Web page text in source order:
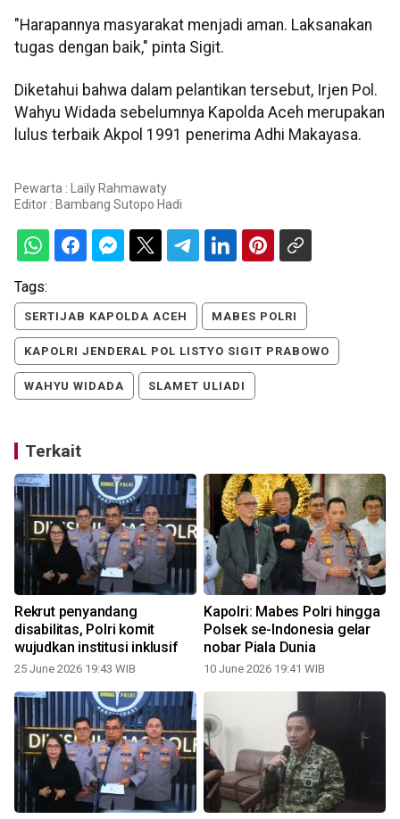
"Harapannya masyarakat menjadi aman. Laksanakan
tugas dengan baik," pinta Sigit.
Diketahui bahwa dalam pelantikan tersebut, Irjen Pol.
Wahyu Widada sebelumnya Kapolda Aceh merupakan
lulus terbaik Akpol 1991 penerima Adhi Makayasa.
Pewarta : Laily Rahmawaty
Editor : Bambang Sutopo Hadi
Tags:
SERTIJAB KAPOLDA ACEH MABES POLRI
KAPOLRI JENDERAL POL LISTYO SIGIT PRABOWO
WAHYU WIDADA SLAMET ULIADI
Terkait
Rekrut penyandang
disabilitas, Polri komit
wujudkan institusi inklusif
25 June 2026 19:43 WIB
Kapolri: Mabes Polri hingga
Polsek se-Indonesia gelar
nobar Piala Dunia
10 June 2026 19:41 WIB